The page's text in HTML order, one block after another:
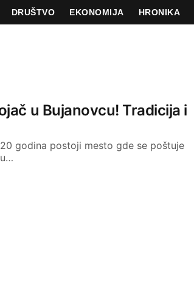
DRUŠTVO EKONOMIJA HRONIKA
u Bujanovcu! Tradicija i
godina postoji mesto gde se poštuje